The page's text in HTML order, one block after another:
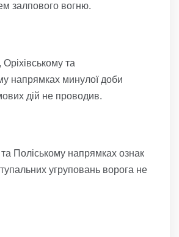
залпового вогню.
та
напрямках минулої доби
дій не проводив.
Поліському напрямках ознак
угруповань ворога не